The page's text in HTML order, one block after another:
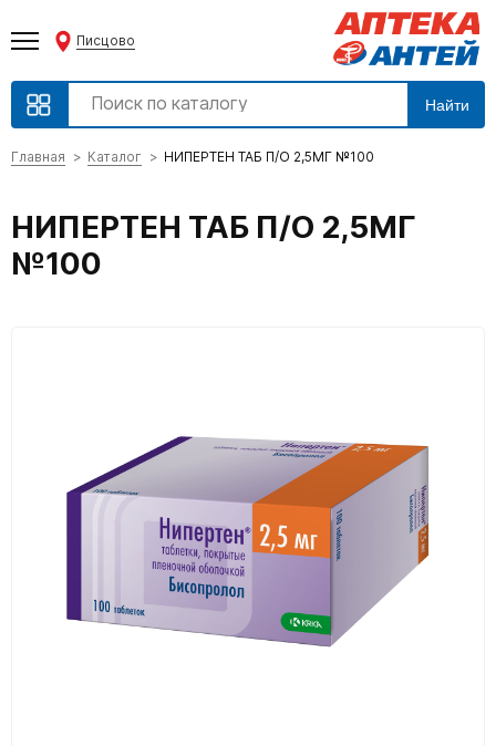
Писцово
Найти
Главная Каталог НИПЕРТЕН ТАБ П/О 2,5МГ №100
НИПЕРТЕН ТАБ П/О 2,5МГ
№100